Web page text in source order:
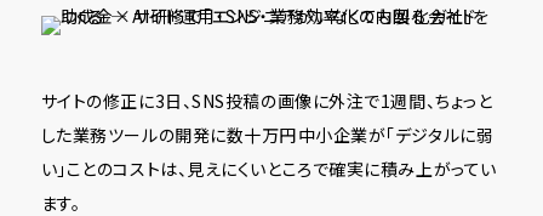
サイトの修正に3日、SNS投稿の画像に外注で1週間、ちょっと
した業務ツールの開発に数十万円――中小企業が「デジタルに弱
い」ことのコストは、見えにくいところで確実に積み上がってい
ます。